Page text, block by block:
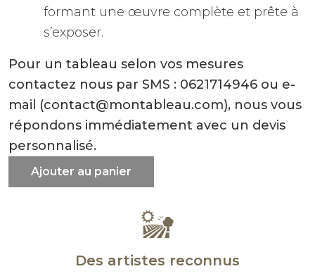
formant une œuvre complète et prête à
s’exposer.
Pour un tableau selon vos mesures
contactez nous par SMS : 0621714946 ou e-
mail (contact@montableau.com), nous vous
répondons immédiatement avec un devis
personnalisé.
Ajouter au panier
Des artistes reconnus